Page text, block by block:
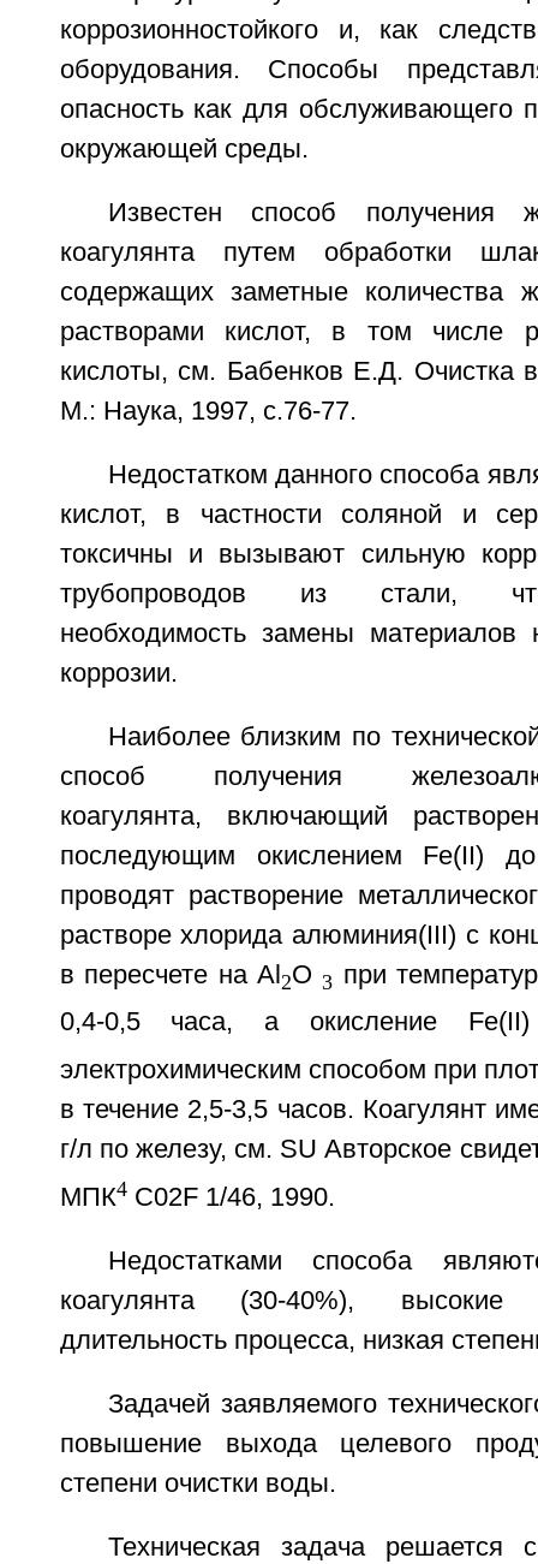
коррозионностойкого и, как
оборудования. Способы
опасность как для обслуживающего
окружающей среды.
Известен способ получения
коагулянта путем обработки
содержащих заметные количества
растворами кислот, в том числе
кислоты, см. Бабенков Е.Д. Очистка
М.: Наука, 1997, с.76-77.
Недостатком данного способа
кислот, в частности соляной и
токсичны и вызывают сильную
трубопроводов из стали,
необходимость замены материалов
коррозии.
Наиболее близким по
способ получения
коагулянта, включающий
последующим окислением Fe(II)
проводят растворение
растворе хлорида алюминия(III) с
в пересчете на Al 2O 3 при
0,4-0,5 часа, а окисление
электрохимическим способом при
в течение 2,5-3,5 часов. Коагулянт
г/л по железу, см. SU Авторское
МПК4C02F 1/46, 1990.
Недостатками способа
коагулянта (30-40%), высокие
длительность процесса, низкая
Задачей заявляемого
повышение выхода целевого
степени очистки воды.
Техническая задача решается